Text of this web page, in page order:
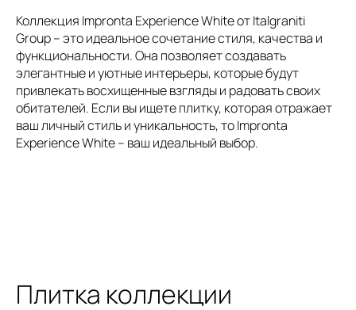
Коллекция Impronta Experience White от Italgraniti
Group – это идеальное сочетание стиля, качества и
функциональности. Она позволяет создавать
элегантные и уютные интерьеры, которые будут
привлекать восхищенные взгляды и радовать своих
обитателей. Если вы ищете плитку, которая отражает
ваш личный стиль и уникальность, то Impronta
Experience White – ваш идеальный выбор.
Плитка коллекции